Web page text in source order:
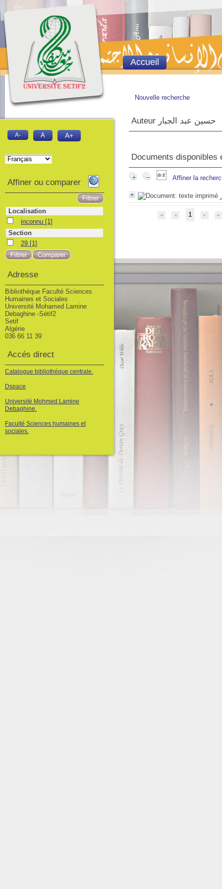
Nouvelle recherche
Auteur حسين عبد الجبار
Documents
Affiner la
1
Accueil
A- A A+
Affiner ou comparer
Localisation
inconnuinconnu [1]
Section
29
29 [1]
Adresse
Bibliothèque Faculté Sciences
Humaines et Sociales
Université Mohamed Lamine
Debaghine -Sétif2
Setif
Algérie
036 66 11 39
Accés direct
Catalogue bibliothéque centrale.
Dspace
Université Mohmed Lamine
Debaghine.
Faculté Sciences humaines et
sociales.